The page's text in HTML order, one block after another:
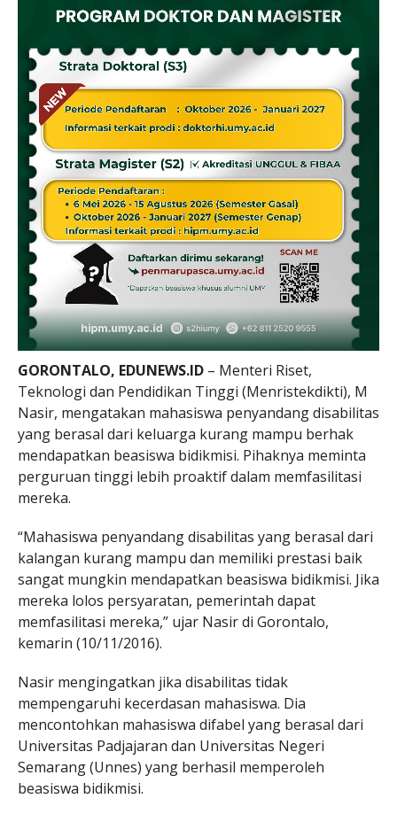
GORONTALO, EDUNEWS.ID– Menteri Riset,
Teknologi dan Pendidikan Tinggi (Menristekdikti), M
Nasir, mengatakan mahasiswa penyandang disabilitas
yang berasal dari keluarga kurang mampu berhak
mendapatkan beasiswa bidikmisi. Pihaknya meminta
perguruan tinggi lebih proaktif dalam memfasilitasi
mereka.
“Mahasiswa penyandang disabilitas yang berasal dari
kalangan kurang mampu dan memiliki prestasi baik
sangat mungkin mendapatkan beasiswa bidikmisi. Jika
mereka lolos persyaratan, pemerintah dapat
memfasilitasi mereka,” ujar Nasir di Gorontalo,
kemarin (10/11/2016).
Nasir mengingatkan jika disabilitas tidak
mempengaruhi kecerdasan mahasiswa. Dia
mencontohkan mahasiswa difabel yang berasal dari
Universitas Padjajaran dan Universitas Negeri
Semarang (Unnes) yang berhasil memperoleh
beasiswa bidikmisi.